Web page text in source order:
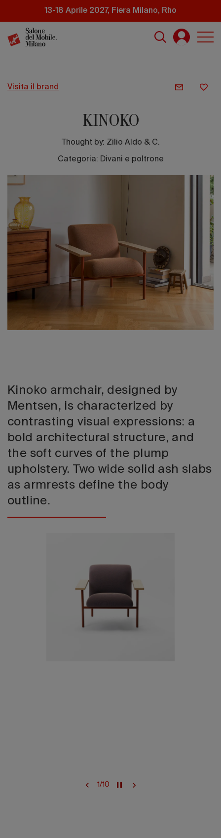
principale
13-18 Aprile 2027, Fiera Milano, Rho
Edizione
visita il brand
KINOKO
Thought by: Zilio Aldo & C.
Categoria: Divani e poltrone
Kinoko armchair, designed by
Mentsen, is characterized by
contrasting visual expressions: a
bold architectural structure, and
the soft curves of the plump
upholstery. Two wide solid ash slabs
as armrests define the body
outline.
1/10